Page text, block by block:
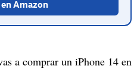
Amazon
a comprar un iPhone 14 en